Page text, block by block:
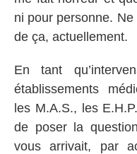
ni pour personne.
de ça, actuellement.
En tant
établissements
les M.A.S., les
de poser la
vous arrivait, par